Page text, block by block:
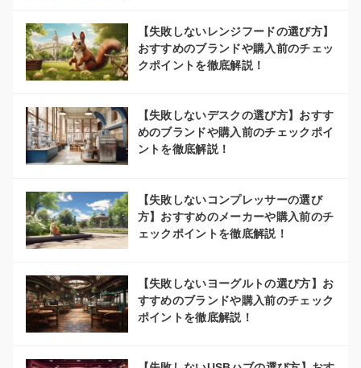
【失敗しないレンジフードの選び方】
おすすめのブランドや購入前のチェッ
クポイントを徹底解説！
【失敗しないデスクの選び方】おすす
めのブランドや購入前のチェックポイ
ントを徹底解説！
【失敗しないコンプレッサーの選び
方】おすすめのメーカーや購入前のチ
ェックポイントを徹底解説！
【失敗しないヨーグルトの選び方】お
すすめのブランドや購入前のチェック
ポイントを徹底解説！